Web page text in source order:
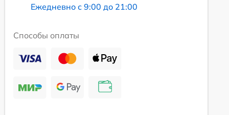
Ежедневно с 9:00 до 21:00
Способы оплаты